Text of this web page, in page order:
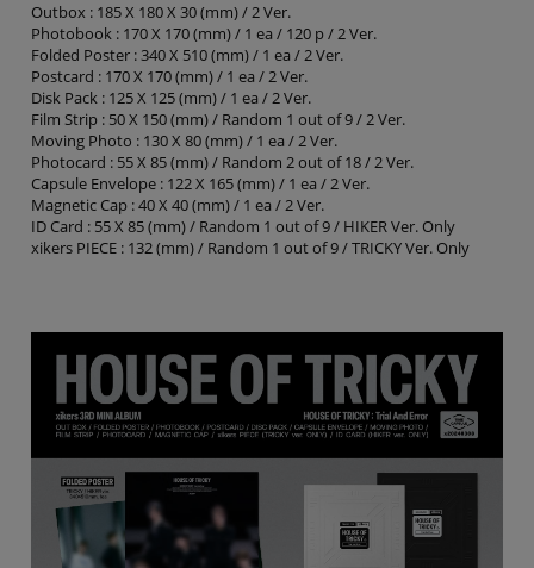
Outbox : 185 X 180 X 30 (mm) / 2 Ver.
Photobook : 170 X 170 (mm) / 1 ea / 120 p / 2 Ver.
Folded Poster : 340 X 510 (mm) / 1 ea / 2 Ver.
Postcard : 170 X 170 (mm) / 1 ea / 2 Ver.
Disk Pack : 125 X 125 (mm) / 1 ea / 2 Ver.
Film Strip : 50 X 150 (mm) / Random 1 out of 9 / 2 Ver.
Moving Photo : 130 X 80 (mm) / 1 ea / 2 Ver.
Photocard : 55 X 85 (mm) / Random 2 out of 18 / 2 Ver.
Capsule Envelope : 122 X 165 (mm) / 1 ea / 2 Ver.
Magnetic Cap : 40 X 40 (mm) / 1 ea / 2 Ver.
ID Card : 55 X 85 (mm) / Random 1 out of 9 / HIKER Ver. Only
xikers PIECE : 132 (mm) / Random 1 out of 9 / TRICKY Ver. Only